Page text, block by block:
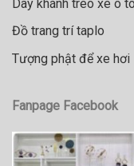
Dây khánh treo xe ô tô
Đồ trang trí taplo
Tượng phật để xe hơi
Fanpage Facebook